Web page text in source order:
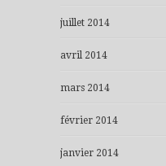
juillet 2014
avril 2014
mars 2014
février 2014
janvier 2014